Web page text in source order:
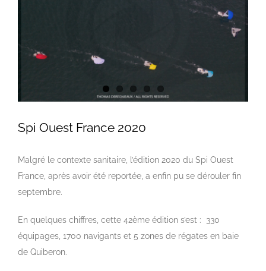
Spi Ouest France 2020
Malgré le contexte sanitaire, l’édition 2020 du Spi Ouest
France, après avoir été reportée, a enfin pu se dérouler fin
septembre.
En quelques chiffres, cette 42ème édition s’est : 330
équipages, 1700 navigants et 5 zones de régates en baie
de Quiberon.